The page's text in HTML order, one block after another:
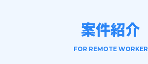
案件紹介
FOR REMOTE WORKER